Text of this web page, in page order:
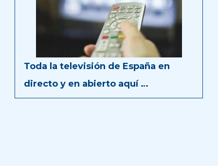
Toda la televisión de España en
directo y en abierto aquí …